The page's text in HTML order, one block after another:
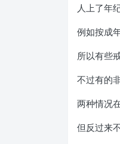
人上了年
例如按成
所以有些
不过有的
两种情况
但反过来